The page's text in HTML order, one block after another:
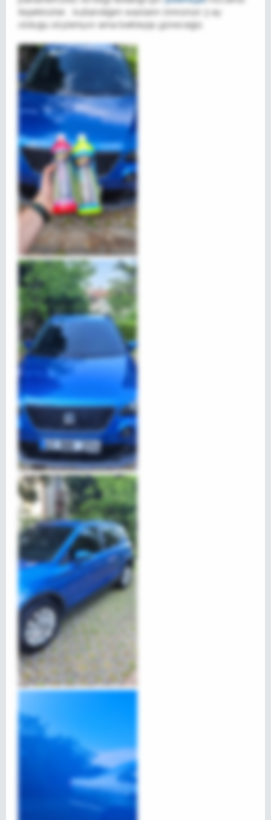
teşekkürler. . kullandığım waxların ömrünün 3 ay
olduğu söyleniyor ama bekleyip göreceğiz.